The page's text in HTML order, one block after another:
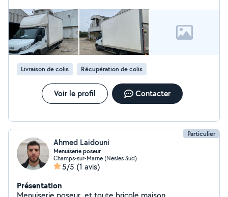
Livraison de colis Récupération de colis
Voir le profil Contacter
Particulier
Ahmed Laidouni
Menuiserie poseur
Champs-sur-Marne (Nesles Sud)
5/5 (1 avis)
Présentation